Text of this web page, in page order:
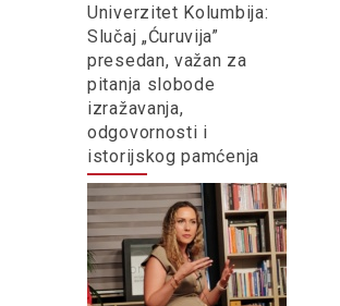
Univerzitet Kolumbija:
Slučaj „Ćuruvija”
presedan, važan za
pitanja slobode
izražavanja,
odgovornosti i
istorijskog pamćenja